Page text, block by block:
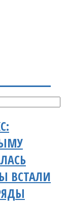
ВСТАЛИ